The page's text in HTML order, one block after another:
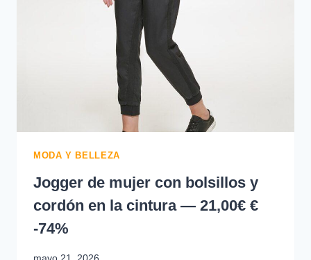
MODA Y BELLEZA
Jogger de mujer con bolsillos y
cordón en la cintura — 21,00€ €
-74%